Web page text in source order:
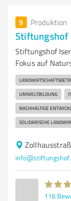
9 Produktion
Stiftungshof
Stiftungshof
Fokus auf
UMWELTBILDUNG
NACHHALTIGE
SOLIDARISCHE
116